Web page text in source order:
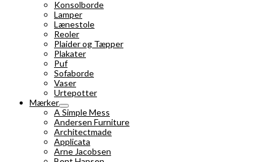
Konsolborde
Lamper
Lænestole
Reoler
Plaider og Tæpper
Plakater
Puf
Sofaborde
Vaser
Urtepotter
Mærker
A Simple Mess
Andersen Furniture
Architectmade
Applicata
Arne Jacobsen